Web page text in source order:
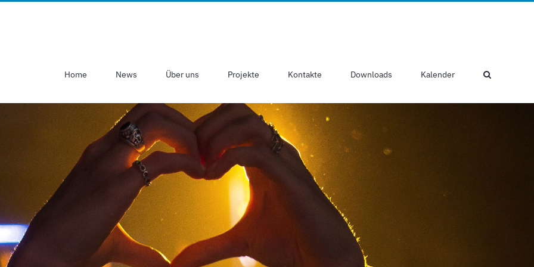
Home News Über uns Projekte Kontakte Downloads Kalender